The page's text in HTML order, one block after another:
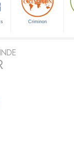
Criminon